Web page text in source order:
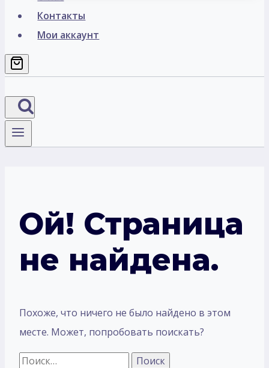
Контакты
Мои аккаунт
Ой! Страница
не найдена.
Похоже, что ничего не было найдено в этом
месте. Может, попробовать поискать?
Найти: